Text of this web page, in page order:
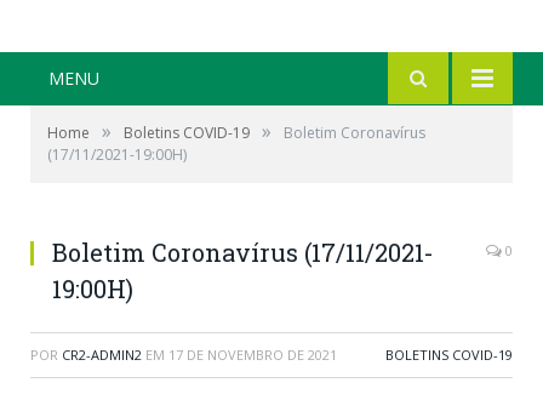
MENU
Home » Boletins COVID-19 »
Boletim Coronavírus
(17/11/2021-19:00H)
Boletim Coronavírus (17/11/2021-
19:00H)
0
POR CR2-ADMIN2 EM 17 DE NOVEMBRO DE 2021 BOLETINS COVID-19